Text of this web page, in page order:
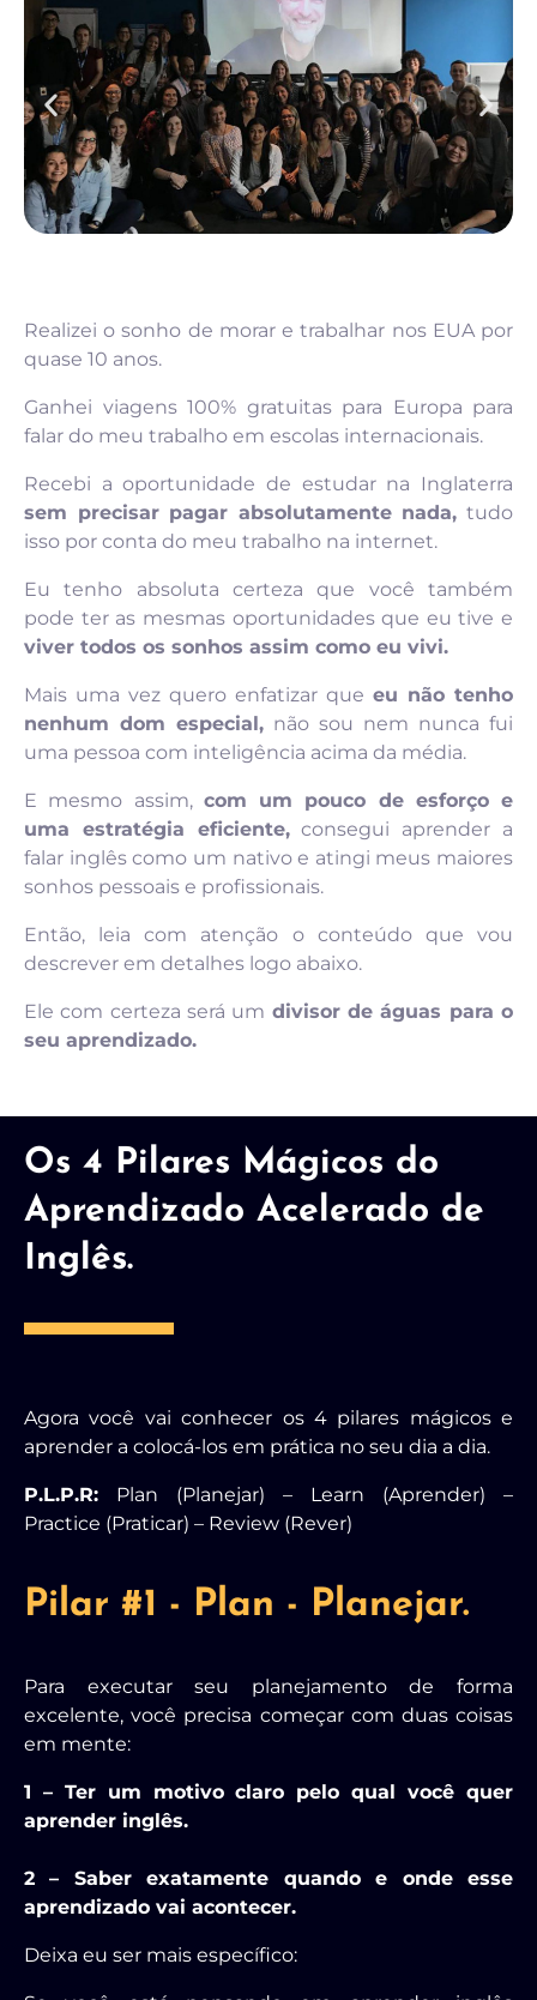
Realizei o sonho de morar e trabalhar nos EUA por
quase 10 anos.
Ganhei viagens 100% gratuitas para Europa para
falar do meu trabalho em escolas internacionais.
Recebi a oportunidade de estudar na Inglaterra
sem precisar pagar absolutamente nada, tudo
isso por conta do meu trabalho na internet.
Eu tenho absoluta certeza que você também
pode ter as mesmas oportunidades que eu tive e
viver todos os sonhos assim como eu vivi.
Mais uma vez quero enfatizar que eu não tenho
nenhum dom especial, não sou nem nunca fui
uma pessoa com inteligência acima da média.
E mesmo assim, com um pouco de esforço e
uma estratégia eficiente,consegui aprender a
falar inglês como um nativo e atingi meus maiores
sonhos pessoais e profissionais.
Então, leia com atenção o conteúdo que vou
descrever em detalhes logo abaixo.
Ele com certeza será um divisor de águas para o
seu aprendizado.
Os 4 Pilares Mágicos do
Aprendizado Acelerado de
Inglês.
Agora você vai conhecer os 4 pilares mágicos e
aprender a colocá-los em prática no seu dia a dia.
P.L.P.R: Plan (Planejar) – Learn (Aprender) –
Practice (Praticar) – Review (Rever)
Pilar #1 - Plan - Planejar.
Para executar seu planejamento de forma
excelente, você precisa começar com duas coisas
em mente:
1 – Ter um motivo claro pelo qual você quer
aprender inglês.
2 – Saber exatamente quando e onde esse
aprendizado vai acontecer.
Deixa eu ser mais específico: